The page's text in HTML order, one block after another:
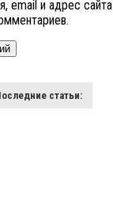
email и адрес
статьи: